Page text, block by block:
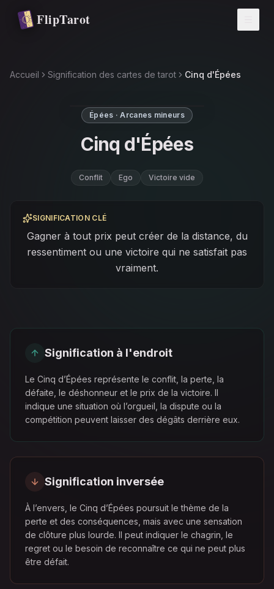
Aller au contenu principal
FlipTarot
Accueil Signification des cartes de tarot Cinq d'Épées
Épées · Arcanes mineurs
Cinq d'Épées
Conflit Ego Victoire vide
SIGNIFICATION CLÉ
Gagner à tout prix peut créer de la distance, du
ressentiment ou une victoire qui ne satisfait pas
vraiment.
Signification à l'endroit
Le Cinq d’Épées représente le conflit, la perte, la
défaite, le déshonneur et le prix de la victoire. Il
indique une situation où l’orgueil, la dispute ou la
compétition peuvent laisser des dégâts derrière eux.
Signification inversée
À l’envers, le Cinq d’Épées poursuit le thème de la
perte et des conséquences, mais avec une sensation
de clôture plus lourde. Il peut indiquer le chagrin, le
regret ou le besoin de reconnaître ce qui ne peut plus
être défait.